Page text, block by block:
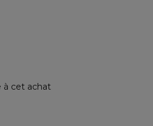
à cet achat